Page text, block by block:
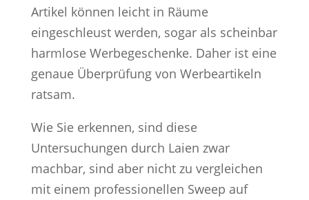
Artikel können leicht in Räume
eingeschleust werden, sogar als scheinbar
harmlose Werbegeschenke. Daher ist eine
genaue Überprüfung von Werbeartikeln
ratsam.
Wie Sie erkennen, sind diese
Untersuchungen durch Laien zwar
machbar, sind aber nicht zu vergleichen
mit einem professionellen Sweep auf